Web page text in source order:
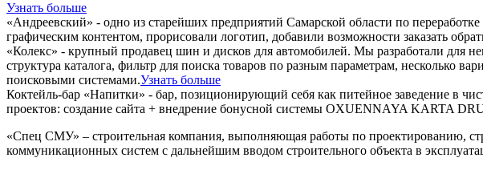
Узнать больше
«Андреевский» - одно из старейших предприятий Самарской области по
графическим контентом, прорисовали логотип, добавили возможности заказать
«Колекс» - крупный продавец шин и дисков для автомобилей. Мы разработали для
структура каталога, фильтр для поиска товаров по разным параметрам, несколько
поисковыми системами.Узнать больше
Коктейль-бар «Напитки» - бар, позиционирующий себя как питейное заведение в
проектов: создание сайта + внедрение бонусной системы OXUENNAYA KARTA
«Спец СМУ» – строительная компания, выполняющая работы по проектированию,
коммуникационных систем с дальнейшим вводом строительного объекта в